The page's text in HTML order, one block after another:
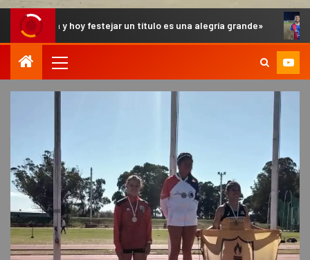
hoy festejar un título es una alegría grande» Aballay: